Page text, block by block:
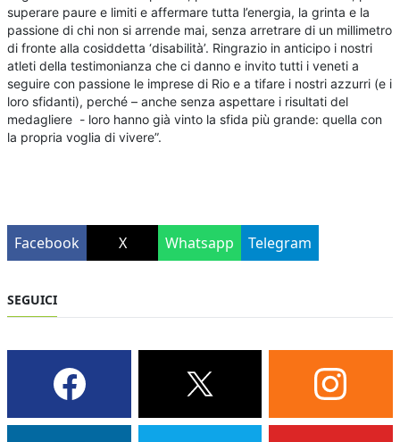
superare paure e limiti e affermare tutta l’energia, la grinta e la
passione di chi non si arrende mai, senza arretrare di un millimetro
di fronte alla cosiddetta ‘disabilità’. Ringrazio in anticipo i nostri
atleti della testimonianza che ci danno e invito tutti i veneti a
seguire con passione le imprese di Rio e a tifare i nostri azzurri (e i
loro sfidanti), perché – anche senza aspettare i risultati del
medagliere - loro hanno già vinto la sfida più grande: quella con
la propria voglia di vivere”.
Facebook X Whatsapp Telegram
SEGUICI